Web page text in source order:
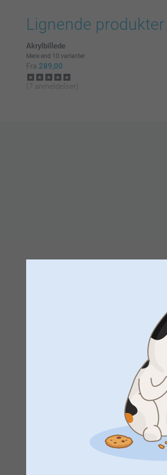
Lignende produkter
Akrylbillede
Mere end 10 varianter
Fra 289,00
(7 anmeldelser)